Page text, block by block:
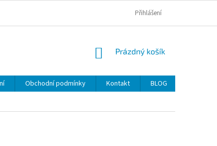
Přihlášení
NÁKUPNÍ
Prázdný košík
Obchodní podmínky Kontakt BLOG